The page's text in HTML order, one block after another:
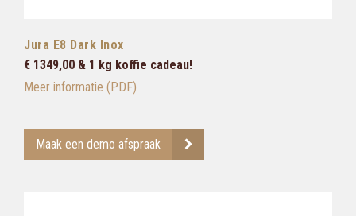
Jura E8 Dark Inox
€ 1349,00 & 1 kg koffie cadeau!
Meer informatie (PDF)
Maak een demo afspraak